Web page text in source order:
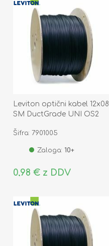
Leviton optični kabel 12x08
SM DuctGrade UNI OS2
Šifra: 7901005
Zaloga: 10+
0,98 € z DDV